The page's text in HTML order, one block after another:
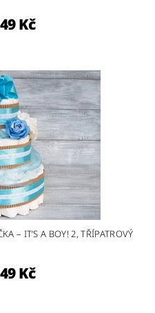
Kč
– IT’S A BOY! 2, TŘÍPATROVÝ
Kč